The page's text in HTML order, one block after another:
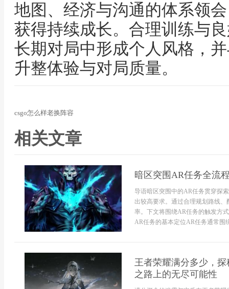
地图、经济与沟通的体系领
获得持续成长。合理训练与
长期对局中形成个人风格，
升整体验与对局质量。
csgo怎么样老换阵容
相关文章
暗区突围AR任务全流
导语暗区突围中的AR任务贯穿探
出较高要求。通过合理规划路线
率。下文将围绕AR任务的触发方
AR任务的基本定位AR任务通常围
王者荣耀满分多少，
之路上的无尽可能性